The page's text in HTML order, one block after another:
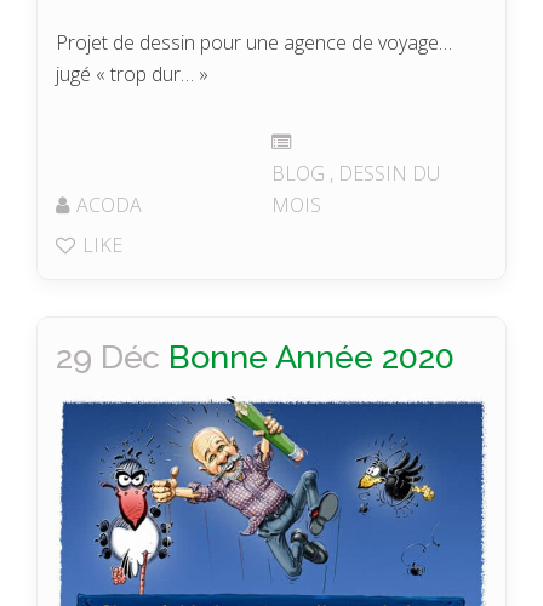
Projet de dessin pour une agence de voyage…
jugé « trop dur… »
ACODA
BLOG , DESSIN DU
MOIS
LIKE
29 Déc Bonne Année 2020